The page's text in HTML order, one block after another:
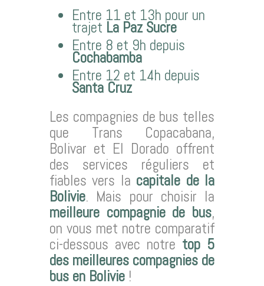
Entre 11 et 13h pour un
trajet La Paz Sucre
Entre 8 et 9h depuis
Cochabamba
Entre 12 et 14h depuis
Santa Cruz
Les compagnies de bus telles
que Trans Copacabana,
Bolivar et El Dorado offrent
des services réguliers et
fiables vers la capitale de la
Bolivie. Mais pour choisir la
meilleure compagnie de bus,
on vous met notre comparatif
ci-dessous avec notre top 5
des meilleures compagnies de
bus en Bolivie !